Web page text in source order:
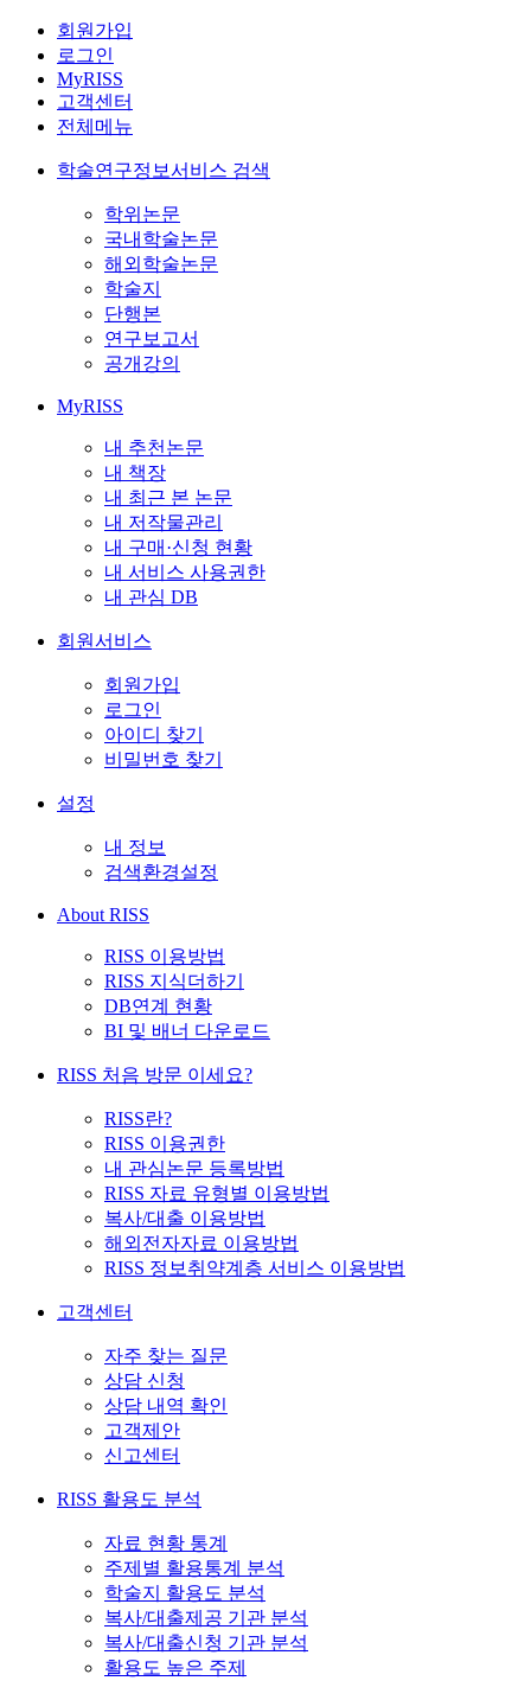
회원가입
로그인
MyRISS
고객센터
전체메뉴
학술연구정보서비스 검색
학위논문
국내학술논문
해외학술논문
학술지
단행본
연구보고서
공개강의
MyRISS
내 추천논문
내 책장
내 최근 본 논문
내 저작물관리
내 구매·신청 현황
내 서비스 사용권한
내 관심 DB
회원서비스
회원가입
로그인
아이디 찾기
비밀번호 찾기
설정
내 정보
검색환경설정
About RISS
RISS 이용방법
RISS 지식더하기
DB연계 현황
BI 및 배너 다운로드
RISS 처음 방문 이세요?
RISS란?
RISS 이용권한
내 관심논문 등록방법
RISS 자료 유형별 이용방법
복사/대출 이용방법
해외전자자료 이용방법
RISS 정보취약계층 서비스 이용방법
고객센터
자주 찾는 질문
상담 신청
상담 내역 확인
고객제안
신고센터
RISS 활용도 분석
자료 현황 통계
주제별 활용통계 분석
학술지 활용도 분석
복사/대출제공 기관 분석
복사/대출신청 기관 분석
활용도 높은 주제